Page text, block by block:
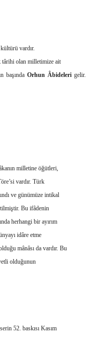
vardır.
olan milletimize ait
başında Orhun Âbideleri gelir.
milletine öğütleri,
vardır. Türk
ve günümüze intikal
Bu ifâdenin
herhangi bir ayırım
idâre etme
mânâsı da vardır. Bu
olduğunun
52. baskısı Kasım